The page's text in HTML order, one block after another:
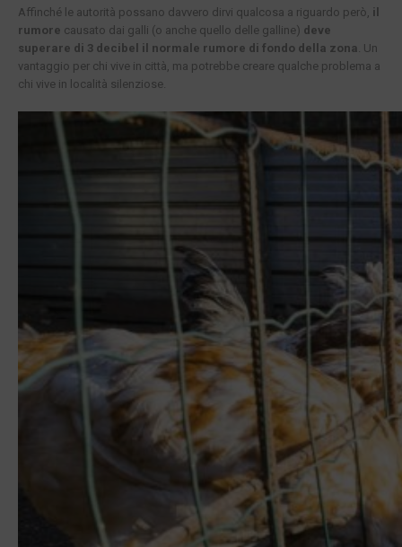
Affinché le autorità possano davvero dirvi qualcosa a riguardo però, il
rumore causato dai galli (o anche quello delle galline) deve
superare di 3 decibel il normale rumore di fondo della zona. Un
vantaggio per chi vive in città, ma potrebbe creare qualche problema a
chi vive in località silenziose.